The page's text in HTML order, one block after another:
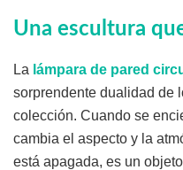
Una escultura
La lámpara de pared
sorprendente dualidad de
colección. Cuando se
cambia el aspecto y la
está apagada, es un